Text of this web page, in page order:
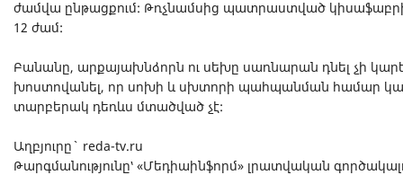
ժամվա ընթացքում: Թռչնամսից պատրաստված
12 ժամ:
Բանանը, արքայախնձորն ու սեխը սառնարան դնել չի
խոստովանել, որ սոխի և սխտորի պահպանման համար
տարբերակ դեռևս մտածված չէ:
Աղբյուրը` reda-tv.ru
Թարգմանությունը՝ «Մեդիաինֆորմ» լրատվական